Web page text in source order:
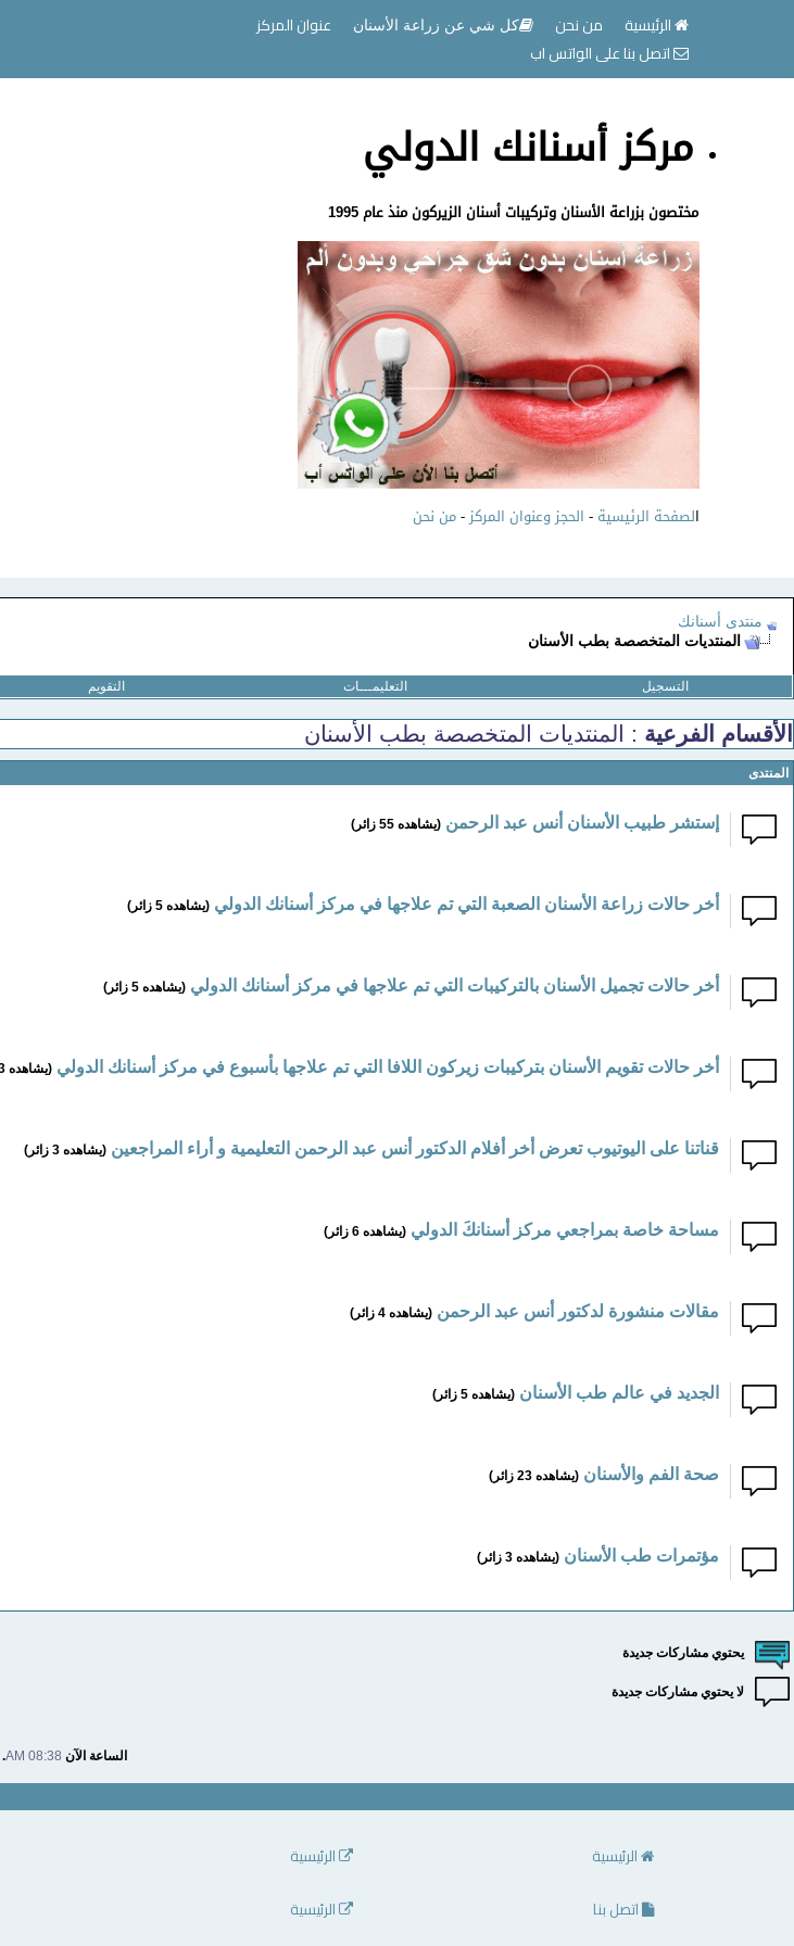
الرئيسية من نحن كل شي عن زراعة الأسنان
عنوان المركز
اتصل بنا على الواتس اب
مركز أسنانك الدولي
مختصون بزراعة الأسنان وتركيبات أسنان الزيركون منذ عام 1995
الصفحة الرئيسية - الحجز وعنوان المركز-من نحن
منتدى أسنانك
المنتديات المتخصصة بطب الأسنان
التسجيل التعليمـــات التقويم
الأقسام الفرعية : المنتديات المتخصصة بطب الأسنان
المنتدى
إستشر طبيب الأسنان أنس عبد الرحمن (يشاهده 55 زائر)
أخر حالات زراعة الأسنان الصعبة التي تم علاجها في مركز أسنانك الدولي (يشاهده 5 زائر)
أخر حالات تجميل الأسنان بالتركيبات التي تم علاجها في مركز أسنانك الدولي (يشاهده 5 زائر)
أخر حالات تقويم الأسنان بتركيبات زيركون اللافا التي تم علاجها بأسبوع في مركز أسنانك الدولي (يشاهده 3 زائر)
قناتنا على اليوتيوب تعرض أخر أفلام الدكتور أنس عبد الرحمن التعليمية و أراء المراجعين (يشاهده 3 زائر)
مساحة خاصة بمراجعي مركز أسنانكَ الدولي (يشاهده 6 زائر)
مقالات منشورة لدكتور أنس عبد الرحمن (يشاهده 4 زائر)
الجديد في عالم طب الأسنان (يشاهده 5 زائر)
صحة الفم والأسنان (يشاهده 23 زائر)
مؤتمرات طب الأسنان (يشاهده 3 زائر)
يحتوي مشاركات جديدة
لا يحتوي مشاركات جديدة
الساعة الآن 08:38 AM
.
الرئيسية
اتصل بنا
الرئيسية
الرئيسية